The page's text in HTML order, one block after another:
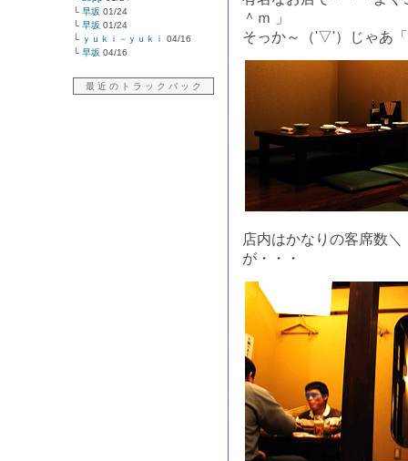
└ 早坂 01/24
└ 早坂 01/24
└ ｙｕｋｉ－ｙｕｋｉ
04/16
└ 早坂 04/16
最 近 の ト ラ ッ ク バ ッ ク
＾ｍ 」
そっか～（'▽'）じゃあ
店内はかなりの客席数
が・・・